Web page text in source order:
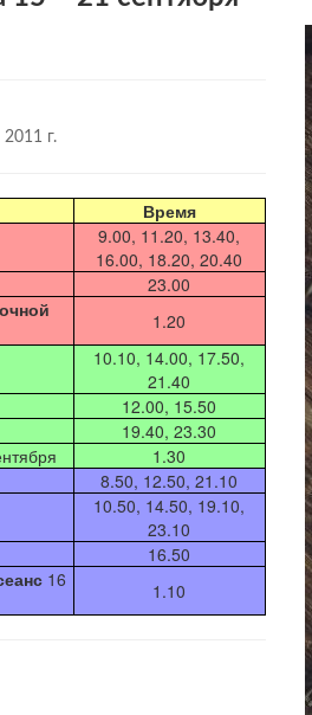
г.
Время
9.00, 11.20, 13.40,
16.00, 18.20, 20.40
23.00
1.20
10.10, 14.00, 17.50,
21.40
12.00, 15.50
19.40, 23.30
1.30
8.50, 12.50, 21.10
10.50, 14.50, 19.10,
23.10
16.50
16
1.10